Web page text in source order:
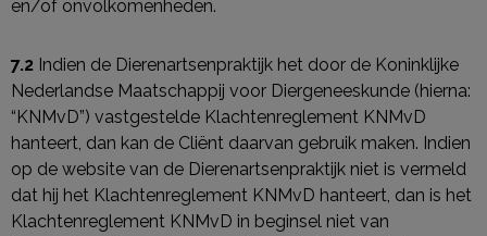
en/of onvolkomenheden.
7.2 Indien de Dierenartsenpraktijk het door de Koninklijke
Nederlandse Maatschappij voor Diergeneeskunde (hierna:
“KNMvD”) vastgestelde Klachtenreglement KNMvD
hanteert, dan kan de Cliënt daarvan gebruik maken. Indien
op de website van de Dierenartsenpraktijk niet is vermeld
dat hij het Klachtenreglement KNMvD hanteert, dan is het
Klachtenreglement KNMvD in beginsel niet van